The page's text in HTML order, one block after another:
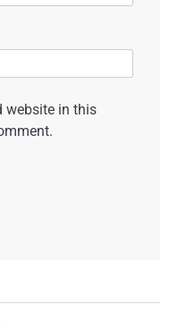
website in this